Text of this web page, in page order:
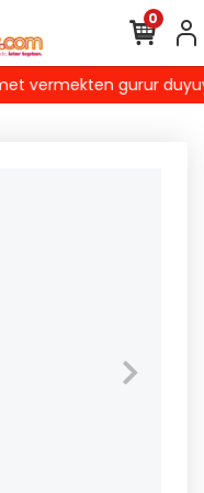
gurur
0